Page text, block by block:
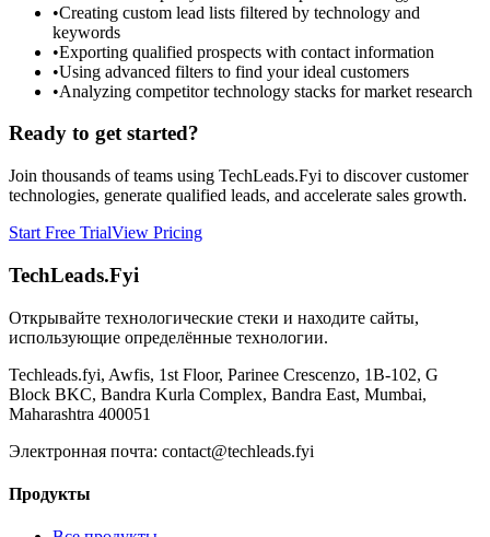
•Creating custom lead lists filtered by technology and
keywords
•Exporting qualified prospects with contact information
•Using advanced filters to find your ideal customers
•Analyzing competitor technology stacks for market research
Ready to get started?
Join thousands of teams using TechLeads.Fyi to discover customer
technologies, generate qualified leads, and accelerate sales growth.
Start Free TrialView Pricing
TechLeads.Fyi
Открывайте технологические стеки и находите сайты,
использующие определённые технологии.
Techleads.fyi, Awfis, 1st Floor, Parinee Crescenzo, 1B-102, G
Block BKC, Bandra Kurla Complex, Bandra East, Mumbai,
Maharashtra 400051
Электронная почта: contact@techleads.fyi
Продукты